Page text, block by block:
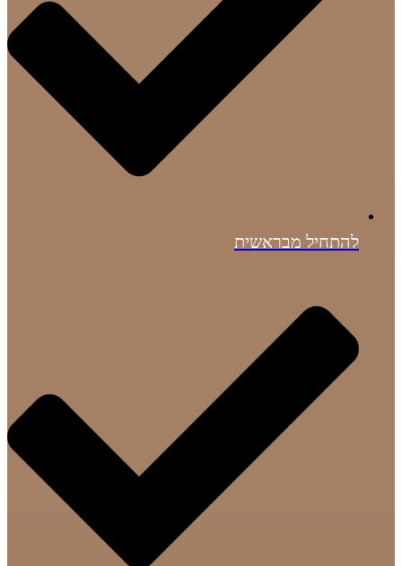
להתחיל מבראשית